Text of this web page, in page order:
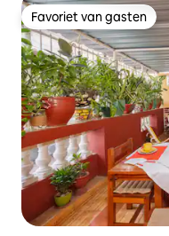
Favoriet van gasten
Favoriet van gasten